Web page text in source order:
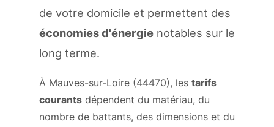
de votre domicile et permettent des
économies d'énergie notables sur le
long terme.
À Mauves-sur-Loire (44470), les tarifs
courants dépendent du matériau, du
nombre de battants, des dimensions et du